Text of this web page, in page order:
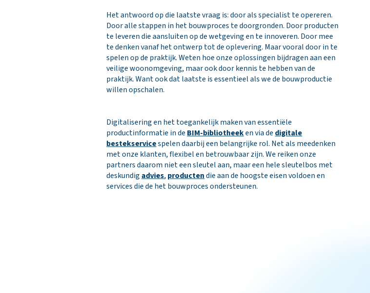
Het antwoord op die laatste vraag is: door als specialist te opereren.
Door alle stappen in het bouwproces te doorgronden. Door producten
te leveren die aansluiten op de wetgeving en te innoveren. Door mee
te denken vanaf het ontwerp tot de oplevering. Maar vooral door in te
spelen op de praktijk. Weten hoe onze oplossingen bijdragen aan een
veilige woonomgeving, maar ook door kennis te hebben van de
praktijk. Want ook dat laatste is essentieel als we de bouwproductie
willen opschalen.
Digitalisering en het toegankelijk maken van essentiële
productinformatie in de BIM-bibliotheeken via de digitale
bestekservicespelen daarbij een belangrijke rol. Net als meedenken
met onze klanten, flexibel en betrouwbaar zijn. We reiken onze
partners daarom niet een sleutel aan, maar een hele sleutelbos met
deskundig advies, productendie aan de hoogste eisen voldoen en
services die de het bouwproces ondersteunen.